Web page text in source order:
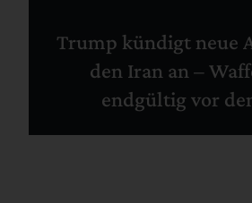
Trump kündigt neue
den Iran an –
endgültig vor